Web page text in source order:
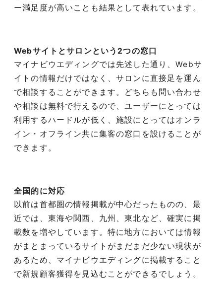
ー満足度が高いことも結果として表れています。
Webサイトとサロンという2つの窓口
マイナビウエディングでは先述した通り、Webサ
イトの情報だけではなく、サロンに直接足を運ん
で相談することができます。どちらも問い合わせ
や相談は無料で行えるので、ユーザーにとっては
利用するハードルが低く、施設にとってはオンラ
イン・オフライン共に集客の窓口を設けることが
できます。
全国的に対応
以前は首都圏の情報掲載が中心だったものの、最
近では、東海や関西、九州、東北など、確実に掲
載数を増やしています。特に地方においては情報
がまとまっているサイトがまだまだ少ない現状が
あるため、マイナビウエディングに掲載すること
で新規顧客獲得を見込むことができるでしょう。